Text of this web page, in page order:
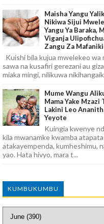
Maisha Yangu
Nikiwa Sijui
Yangu Ya Baraka,
Viganja
Zangu Za
Kuishi bila kujua mwelekeo wa
sawa na kusafiri gerezani au
miaka mingi, nilikuwa
Mume Wangu
Mama Yake Mzazi
Lakini Leo
Yeyote
Kuingia kwenye
kila mwanamke kwamba
atakayempenda, kumheshimu,
yao. Hata hivyo, mara t...
KUMBUKUMBU